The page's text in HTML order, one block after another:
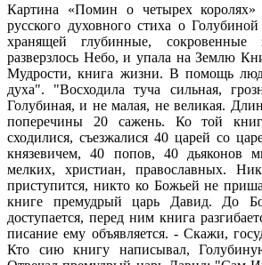
Картина «Помин о четырех
русского духовного стиха о
хранящей глубинные,
разверзлось Небо, и упала на Землю
Мудрости, книга жизни. В помощь
духа". "Восходила туча сильная,
Голубиная, и не малая, не великая.
поперечины 20 сажень. Ко той
сходилися, съезжалися 40 царей со
князевичем, 40 попов, 40 дьяконов
мелких, христиан, православных.
приступится, никто ко Божьей не
книге премудрый царь Давид. До
доступается, перед ним книга
писание ему объявляется. - Скажи,
Кто сию книгу написывал,